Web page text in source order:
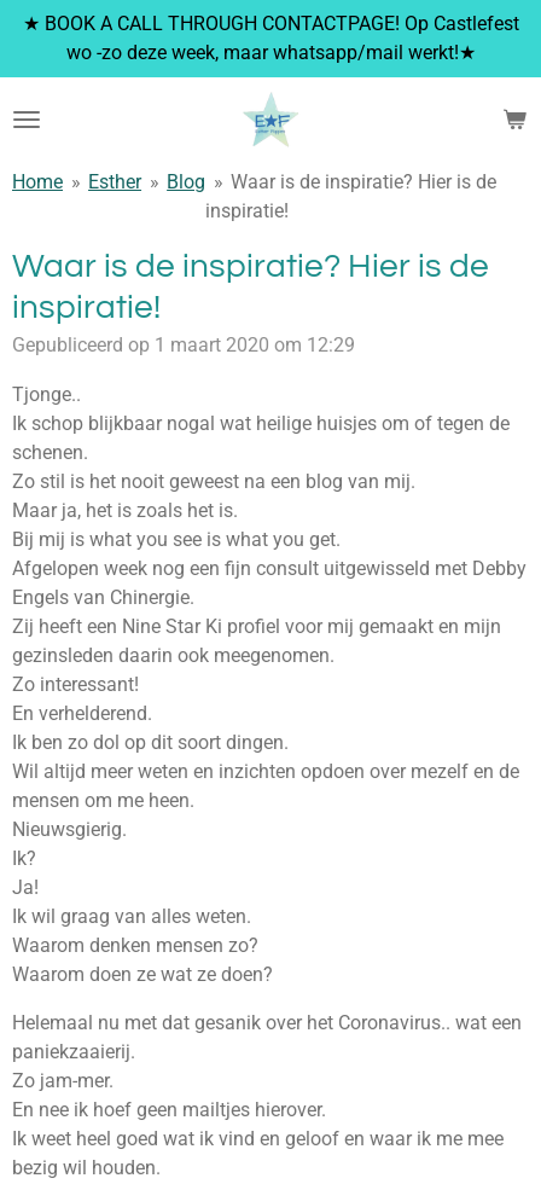
Ga
naar
de
★ BOOK A CALL THROUGH CONTACTPAGE! Op Castlefest
wo -zo deze week, maar whatsapp/mail werkt!★
Home » Esther » Blog » Waar is de inspiratie? Hier is de
inspiratie!
Waar is de inspiratie? Hier is de
inspiratie!
Gepubliceerd op 1 maart 2020 om 12:29
Tjonge..
Ik schop blijkbaar nogal wat heilige huisjes om of tegen de
schenen.
Zo stil is het nooit geweest na een blog van mij.
Maar ja, het is zoals het is.
Bij mij is what you see is what you get.
Afgelopen week nog een fijn consult uitgewisseld met Debby
Engels van Chinergie.
Zij heeft een Nine Star Ki profiel voor mij gemaakt en mijn
gezinsleden daarin ook meegenomen.
Zo interessant!
En verhelderend.
Ik ben zo dol op dit soort dingen.
Wil altijd meer weten en inzichten opdoen over mezelf en de
mensen om me heen.
Nieuwsgierig.
Ik?
Ja!
Ik wil graag van alles weten.
Waarom denken mensen zo?
Waarom doen ze wat ze doen?
Helemaal nu met dat gesanik over het Coronavirus.. wat een
paniekzaaierij.
Zo jam-mer.
En nee ik hoef geen mailtjes hierover.
Ik weet heel goed wat ik vind en geloof en waar ik me mee
bezig wil houden.